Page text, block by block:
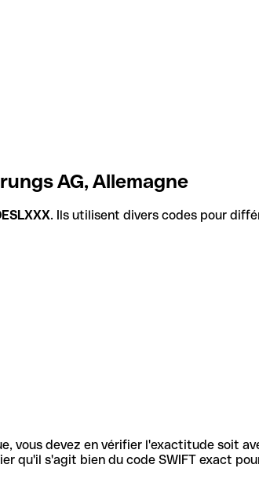
AG, Allemagne
. Ils utilisent divers codes pour
vous devez en vérifier l'exactitude soit
qu'il s'agit bien du code SWIFT exact